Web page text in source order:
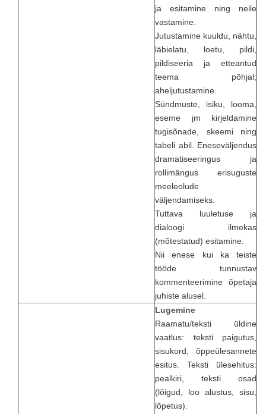
ja esitamine ning neile
vastamine.
Jutustamine kuuldu, nähtu,
läbielatu, loetu, pildi,
pildiseeria ja etteantud
teema põhjal;
aheljutustamine.
Sündmuste, isiku, looma,
eseme jm kirjeldamine
tugisõnade, skeemi ning
tabeli abil. Eneseväljendus
dramatiseeringus ja
rollimängus erisuguste
meeleolude
väljendamiseks.
Tuttava luuletuse ja
dialoogi ilmekas
(mõtestatud) esitamine.
Nii enese kui ka teiste
tööde tunnustav
kommenteerimine õpetaja
juhiste alusel.
Lugemine
Raamatu/teksti üldine
vaatlus: teksti paigutus,
sisukord, õppeülesannete
esitus. Teksti ülesehitus:
pealkiri, teksti osad
(lõigud, loo alustus, sisu,
lõpetus).